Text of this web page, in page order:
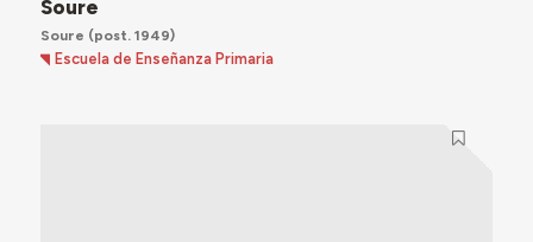
Soure
Soure (post. 1949)
Escuela de Enseñanza Primaria